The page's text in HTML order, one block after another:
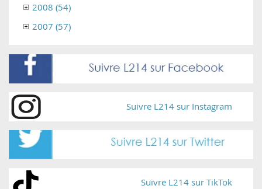
2008 (54)
2007 (57)
Suivre L214 sur Instagram
Suivre L214 sur TikTok